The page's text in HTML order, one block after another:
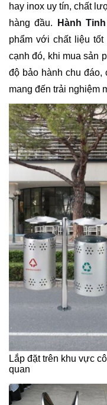
hay inox uy tín, chất
hàng đầu.
Hành
phẩm với chất liệu tốt
cạnh đó, khi mua sản
độ bảo hành chu
mang đến trải nghiệm
Lắp đặt trên khu vực
quan